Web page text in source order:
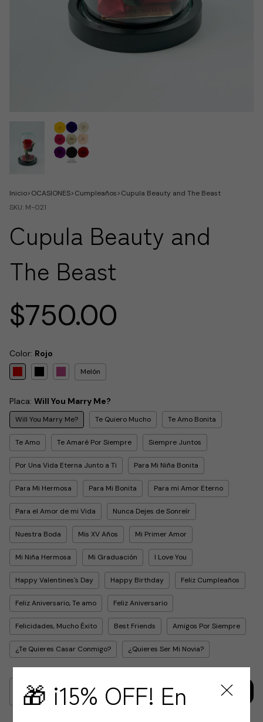
Inicio>OCASIONES>Cumpleaños>Cupula Beauty and The Beast
SKU: M-021
Cupula Beauty and
The Beast
$750.00
Color: Rojo
Melón
Placa: Will You Marry Me?
Will You Marry Me? Te Quiero Mucho Te Amo Bonita
Te Amo Te Amaré Por Siempre Siempre Juntos
Por Una Vida Eterna Junto a Ti Para Mi Niña Bonita
Para Mi Hermosa Para Mi Bonita Para mi Amor Eterno
Para el Amor de mi Vida Nunca Dejes de Sonreír
Nuestra Boda Mis XV Años Mi Primer Amor
Mi Niña Hermosa Mi Graduación I Love You
Happy Valentines's Day Happy Birthday Feliz Cumpleaños
Feliz Aniversario, Te amo Feliz Aniversario
Felicidades, Mucho Éxito Best Friends Amigos Por Siempre
¿Te Quieres Casar Conmigo? ¿Quieres Ser Mi Novia?
🎁 ¡15% OFF! En